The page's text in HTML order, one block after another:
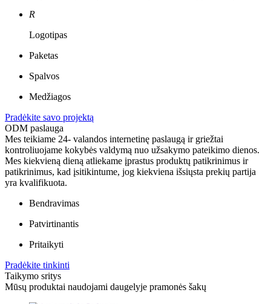
R
Logotipas
Paketas
Spalvos
Medžiagos
Pradėkite savo projektą
ODM paslauga
Mes teikiame 24- valandos internetinę paslaugą ir griežtai
kontroliuojame kokybės valdymą nuo užsakymo pateikimo dienos.
Mes kiekvieną dieną atliekame įprastus produktų patikrinimus ir
patikrinimus, kad įsitikintume, jog kiekviena išsiųsta prekių partija
yra kvalifikuota.
Bendravimas
Patvirtinantis
Pritaikyti
Pradėkite tinkinti
Taikymo sritys
Mūsų produktai naudojami daugelyje pramonės šakų